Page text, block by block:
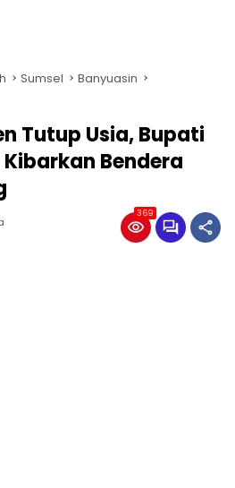
Sumsel Banyuasin
Tutup Usia, Bupati
Bendera
369